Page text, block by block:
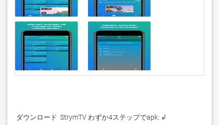
ダウンロード  StrymTV わずか4ステップでapk: ↲